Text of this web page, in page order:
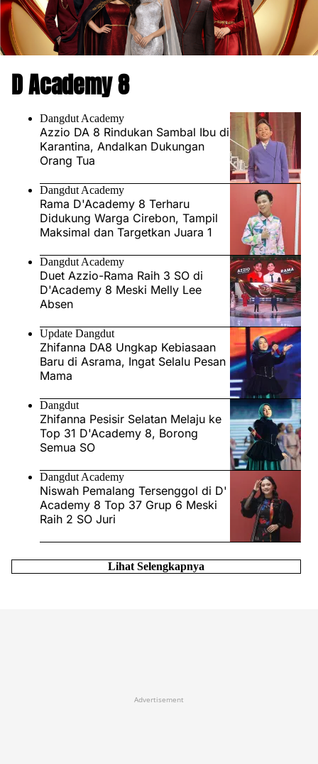
D Academy 8
Dangdut Academy
Azzio DA 8 Rindukan Sambal Ibu di
Karantina, Andalkan Dukungan
Orang Tua
Dangdut Academy
Rama D'Academy 8 Terharu
Didukung Warga Cirebon, Tampil
Maksimal dan Targetkan Juara 1
Dangdut Academy
Duet Azzio-Rama Raih 3 SO di
D'Academy 8 Meski Melly Lee
Absen
Update Dangdut
Zhifanna DA8 Ungkap Kebiasaan
Baru di Asrama, Ingat Selalu Pesan
Mama
Dangdut
Zhifanna Pesisir Selatan Melaju ke
Top 31 D'Academy 8, Borong
Semua SO
Dangdut Academy
Niswah Pemalang Tersenggol di D'
Academy 8 Top 37 Grup 6 Meski
Raih 2 SO Juri
Lihat Selengkapnya
Advertisement